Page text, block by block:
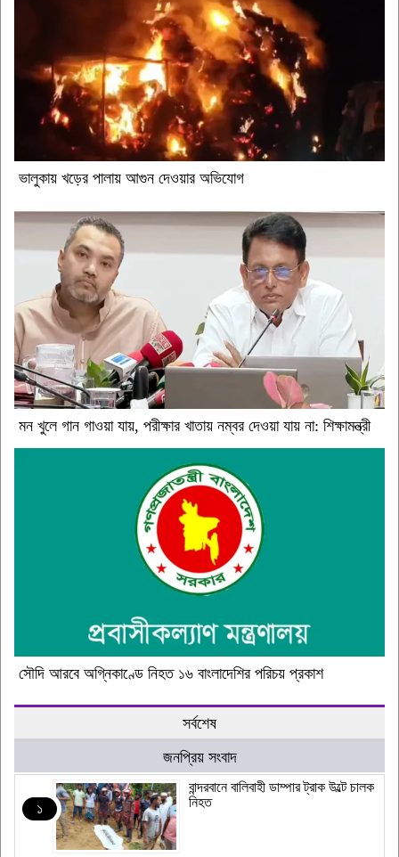
ভালুকায় খড়ের পালায় আগুন দেওয়ার অভিযোগ
মন খুলে গান গাওয়া যায়, পরীক্ষার খাতায় নম্বর দেওয়া যায় না: শিক্ষামন্ত্রী
সৌদি আরবে অগ্নিকাণ্ডে নিহত ১৬ বাংলাদেশির পরিচয় প্রকাশ
সর্বশেষ
জনপ্রিয় সংবাদ
১
বান্দরবানে বালিবাহী ডাম্পার ট্রাক উল্টে চালক
নিহত